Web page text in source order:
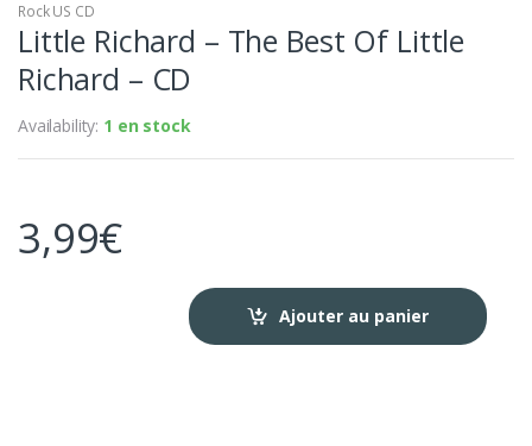
Rock US CD
Little Richard – The Best Of Little
Richard – CD
Availability: 1 en stock
3,99€
Ajouter au panier